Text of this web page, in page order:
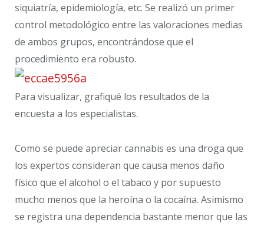
siquiatría, epidemiología, etc. Se realizó un primer
control metodológico entre las valoraciones medias
de ambos grupos, encontrándose que el
procedimiento era robusto.
Para visualizar, grafiqué los resultados de la
encuesta a los especialistas.
Como se puede apreciar cannabis es una droga que
los expertos consideran que causa menos daño
físico que el alcohol o el tabaco y por supuesto
mucho menos que la heroína o la cocaína. Asimismo
se registra una dependencia bastante menor que las